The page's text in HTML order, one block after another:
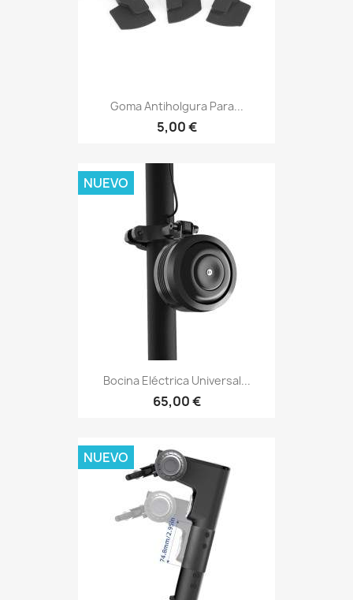
Goma Antiholgura Para...
5,00 €
Bocina Eléctrica Universal...
65,00 €
NUEVO
NUEVO